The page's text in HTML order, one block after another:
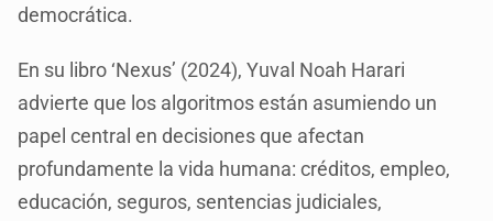
democrática.
En su libro ‘Nexus’ (2024), Yuval Noah Harari
advierte que los algoritmos están asumiendo un
papel central en decisiones que afectan
profundamente la vida humana: créditos, empleo,
educación, seguros, sentencias judiciales,